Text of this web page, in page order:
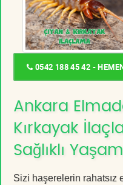
0542 188 45 42 -
Ankara
Kırkayak
Sağlıklı
Sizi haşerelerin rahatsız